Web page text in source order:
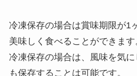
冷凍保存の場合は賞味期限が1
美味しく食べることができます
冷凍保存の場合は、風味を気
も保存することは可能です。